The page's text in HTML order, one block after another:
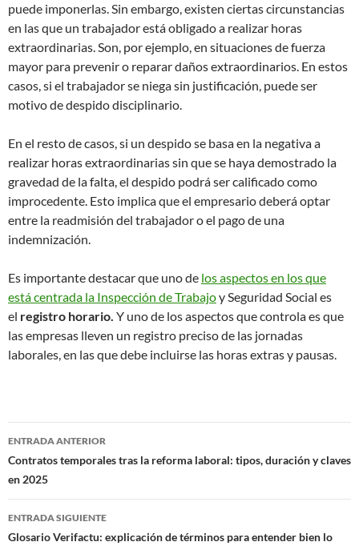
puede imponerlas. Sin embargo, existen ciertas circunstancias
en las que un trabajador está obligado a realizar horas
extraordinarias. Son, por ejemplo, en situaciones de fuerza
mayor para prevenir o reparar daños extraordinarios. En estos
casos, si el trabajador se niega sin justificación, puede ser
motivo de despido disciplinario.
En el resto de casos, si un despido se basa en la negativa a
realizar horas extraordinarias sin que se haya demostrado la
gravedad de la falta, el despido podrá ser calificado como
improcedente. Esto implica que el empresario deberá optar
entre la readmisión del trabajador o el pago de una
indemnización.
Es importante destacar que uno de los aspectos en los que
está centrada la Inspección de Trabajoy Seguridad Social es
el registro horario. Y uno de los aspectos que controla es que
las empresas lleven un registro preciso de las jornadas
laborales, en las que debe incluirse las horas extras y pausas.
Navegación
de
entradas
ENTRADA ANTERIOR
Contratos temporales tras la reforma laboral: tipos, duración y claves
en 2025
ENTRADA SIGUIENTE
Glosario Verifactu: explicación de términos para entender bien lo